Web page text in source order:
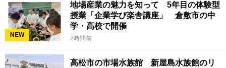
NEW
地場産業の魅力を知って 5年目の体験型
授業「企業学び楽舎講座」 倉敷市の中
学・高校で開催
2時間前
高松市の市場水族館 新屋島水族館のリ